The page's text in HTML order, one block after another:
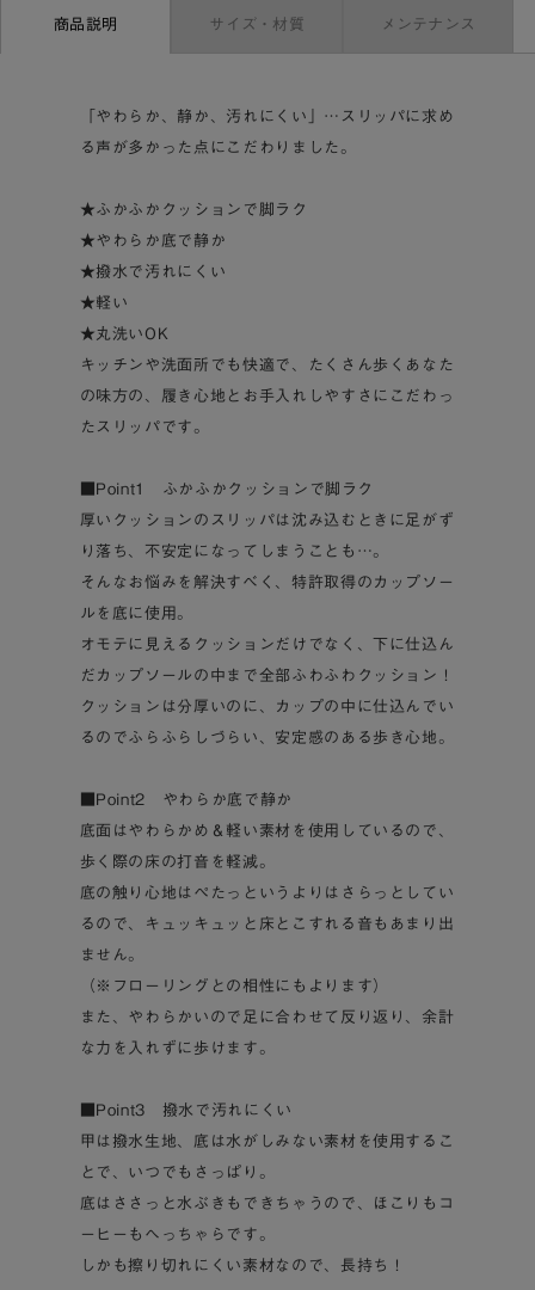
%
商品説明 サイズ・材質 メンテナンス
「やわらか、静か、汚れにくい」…スリッパに求め
る声が多かった点にこだわりました。
★ふかふかクッションで脚ラク
★やわらか底で静か
★撥水で汚れにくい
★軽い
★丸洗いOK
キッチンや洗面所でも快適で、たくさん歩くあなた
の味方の、履き心地とお手入れしやすさにこだわっ
たスリッパです。
■Point1 ふかふかクッションで脚ラク
厚いクッションのスリッパは沈み込むときに足がず
り落ち、不安定になってしまうことも…。
そんなお悩みを解決すべく、特許取得のカップソー
ルを底に使用。
オモテに見えるクッションだけでなく、下に仕込ん
だカップソールの中まで全部ふわふわクッション！
クッションは分厚いのに、カップの中に仕込んでい
るのでふらふらしづらい、安定感のある歩き心地。
■Point2 やわらか底で静か
底面はやわらかめ＆軽い素材を使用しているので、
歩く際の床の打音を軽減。
底の触り心地はぺたっというよりはさらっとしてい
るので、キュッキュッと床とこすれる音もあまり出
ません。
（※フローリングとの相性にもよります）
また、やわらかいので足に合わせて反り返り、余計
な力を入れずに歩けます。
■Point3 撥水で汚れにくい
甲は撥水生地、底は水がしみない素材を使用するこ
とで、いつでもさっぱり。
底はささっと水ぶきもできちゃうので、ほこりもコ
ーヒーもへっちゃらです。
しかも擦り切れにくい素材なので、長持ち！